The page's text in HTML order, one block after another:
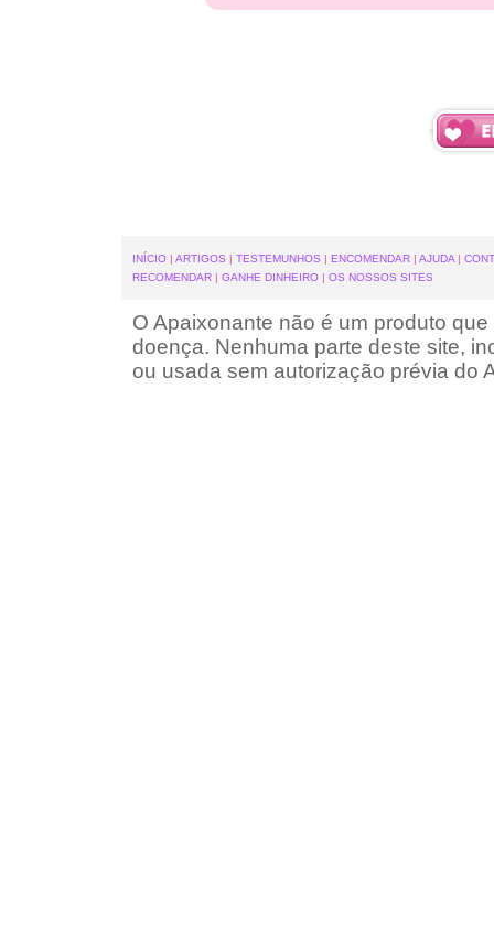
INÍCIO | ARTIGOS | TESTEMUNHOS | ENCOMENDAR | AJUDA |
RECOMENDAR | GANHE DINHEIRO | OS NOSSOS SITES
O Apaixonante não é um produto
doença. Nenhuma parte deste site,
ou usada sem autorização prévia do